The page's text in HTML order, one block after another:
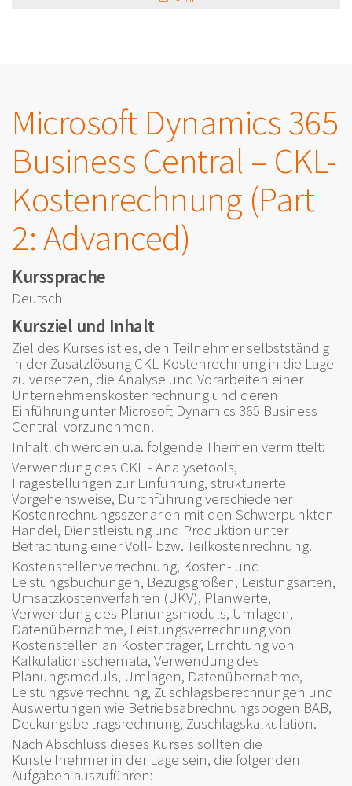
Microsoft Dynamics 365
Business Central – CKL-
Kostenrechnung (Part
2: Advanced)
Kurssprache
Deutsch
Kursziel und Inhalt
Ziel des Kurses ist es, den Teilnehmer selbstständig
in der Zusatzlösung CKL-Kostenrechnung in die Lage
zu versetzen, die Analyse und Vorarbeiten einer
Unternehmenskostenrechnung und deren
Einführung unter Microsoft Dynamics 365 Business
Central vorzunehmen.
Inhaltlich werden u.a. folgende Themen vermittelt:
Verwendung des CKL - Analysetools,
Fragestellungen zur Einführung, strukturierte
Vorgehensweise, Durchführung verschiedener
Kostenrechnungsszenarien mit den Schwerpunkten
Handel, Dienstleistung und Produktion unter
Betrachtung einer Voll- bzw. Teilkostenrechnung.
Kostenstellenverrechnung, Kosten- und
Leistungsbuchungen, Bezugsgrößen, Leistungsarten,
Umsatzkostenverfahren (UKV), Planwerte,
Verwendung des Planungsmoduls, Umlagen,
Datenübernahme, Leistungsverrechnung von
Kostenstellen an Kostenträger, Errichtung von
Kalkulationsschemata, Verwendung des
Planungsmoduls, Umlagen, Datenübernahme,
Leistungsverrechnung, Zuschlagsberechnungen und
Auswertungen wie Betriebsabrechnungsbogen BAB,
Deckungsbeitragsrechnung, Zuschlagskalkulation.
Nach Abschluss dieses Kurses sollten die
Kursteilnehmer in der Lage sein, die folgenden
Aufgaben auszuführen: